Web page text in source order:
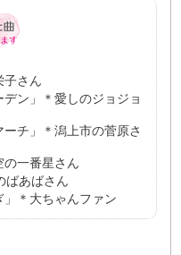
子さん
ン」＊愛しのジョジョ
チ」＊潟上市の菅原さ
の一番星さん
ばあばさん
＊大ちゃんファン